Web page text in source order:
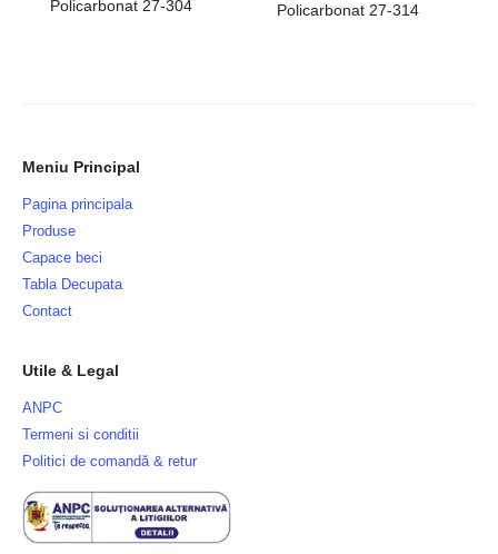
Policarbonat 27-304 Policarbonat 27-314
Meniu Principal
Pagina principala
Produse
Capace beci
Tabla Decupata
Contact
Utile & Legal
ANPC
Termeni si conditii
Politici de comandă & retur